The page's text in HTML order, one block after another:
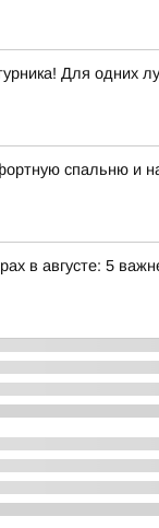
Для одних
спальню и
в августе: 5